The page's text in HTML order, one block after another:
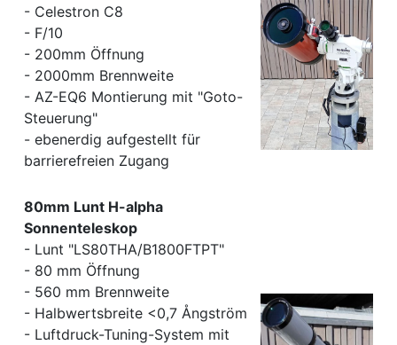
- Celestron C8
- F/10
- 200mm Öffnung
- 2000mm Brennweite
- AZ-EQ6 Montierung mit "Goto-
Steuerung"
- ebenerdig aufgestellt für
barrierefreien Zugang
80mm Lunt H-alpha
Sonnenteleskop
- Lunt "LS80THA/B1800FTPT"
- 80 mm Öffnung
- 560 mm Brennweite
- Halbwertsbreite <0,7 Ångström
- Luftdruck-Tuning-System mit